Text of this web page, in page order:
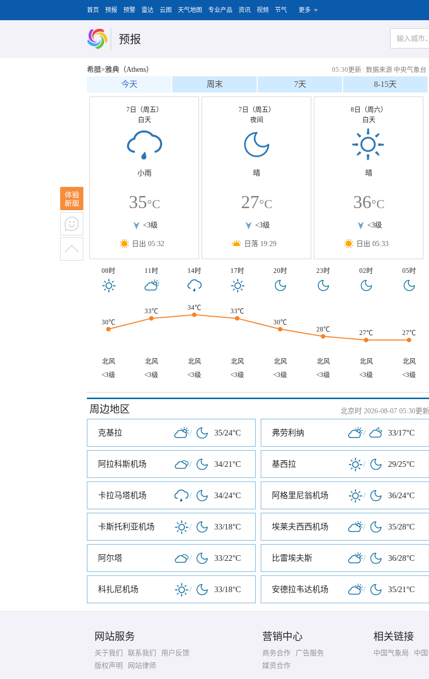
首页 预报 预警 雷达 云图 天气地图 专业产品 资讯 视频 节气 更多
预报
希腊>雅典（Athens） 05:30更新 | 数据来源 中央气象台
今天 周末 7天 8-15天
7日（周五）
白天
小雨
35°C
<3级
日出 05:32
7日（周五）
夜间
晴
27°C
<3级
日落 19:29
8日（周六）
白天
晴
36°C
<3级
日出 05:33
08时 11时 14时 17时 20时 23时 02时 05时
30℃
33℃ 34℃
33℃
30℃
28℃
27℃ 27℃
北风 北风 北风 北风 北风 北风 北风
北风
<3级
<3级 <3级 <3级 <3级 <3级 <3级 <3级
周边地区 北京时 2026-08-07 05:30更新
克基拉 / 35/24°C 弗劳利纳 / 33/17°C
阿拉科斯机场 / 34/21°C 基西拉 / 29/25°C
卡拉马塔机场 / 34/24°C 阿格里尼翁机场 / 36/24°C
卡斯托利亚机场 / 33/18°C 埃莱夫西西机场 / 35/28°C
阿尔塔 / 33/22°C 比雷埃夫斯 / 36/28°C
科扎尼机场 / 33/18°C 安德拉韦达机场 / 35/21°C
网站服务
关于我们 联系我们
用户反馈
版权声明
网站律师
营销中心
商务合作
广告服务
媒资合作
相关链接
中国气象局 中